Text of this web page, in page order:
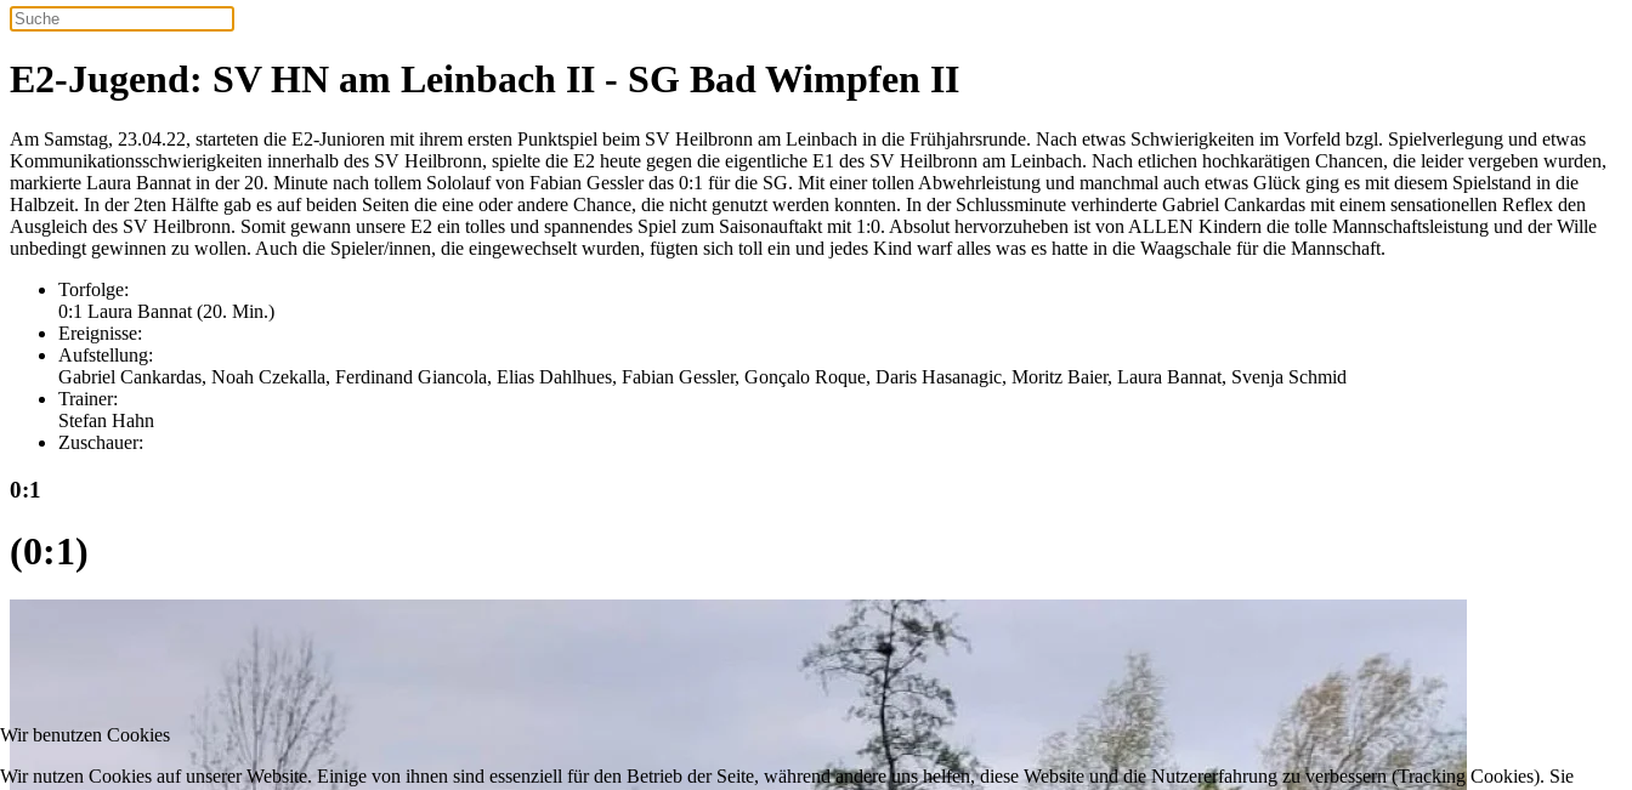
E2-Jugend: SV HN am Leinbach II - SG Bad Wimpfen II
Am Samstag, 23.04.22, starteten die E2-Junioren mit ihrem ersten Punktspiel beim SV Heilbronn am Leinbach in die Frühjahrsrunde. Nach etwas Schwierigkeiten im Vorfeld bzgl. Spielverlegung und etwas
Kommunikationsschwierigkeiten innerhalb des SV Heilbronn, spielte die E2 heute gegen die eigentliche E1 des SV Heilbronn am Leinbach. Nach etlichen hochkarätigen Chancen, die leider vergeben wurden,
markierte Laura Bannat in der 20. Minute nach tollem Sololauf von Fabian Gessler das 0:1 für die SG. Mit einer tollen Abwehrleistung und manchmal auch etwas Glück ging es mit diesem Spielstand in die
Halbzeit. In der 2ten Hälfte gab es auf beiden Seiten die eine oder andere Chance, die nicht genutzt werden konnten. In der Schlussminute verhinderte Gabriel Cankardas mit einem sensationellen Reflex den
Ausgleich des SV Heilbronn. Somit gewann unsere E2 ein tolles und spannendes Spiel zum Saisonauftakt mit 1:0. Absolut hervorzuheben ist von ALLEN Kindern die tolle Mannschaftsleistung und der Wille
unbedingt gewinnen zu wollen. Auch die Spieler/innen, die eingewechselt wurden, fügten sich toll ein und jedes Kind warf alles was es hatte in die Waagschale für die Mannschaft.
Torfolge:
0:1 Laura Bannat (20. Min.)
Ereignisse:
Aufstellung:
Gabriel Cankardas, Noah Czekalla, Ferdinand Giancola, Elias Dahlhues, Fabian Gessler, Gonçalo Roque, Daris Hasanagic, Moritz Baier, Laura Bannat, Svenja Schmid
Trainer:
Stefan Hahn
Zuschauer:
0:1
(0:1)
Wir benutzen Cookies
Wir nutzen Cookies auf unserer Website. Einige von ihnen sind essenziell für den Betrieb der Seite, während andere uns helfen, diese Website und die Nutzererfahrung zu verbessern (Tracking Cookies). Sie